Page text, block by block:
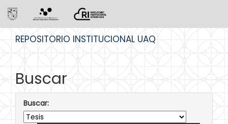
REPOSITORIO INSTITUCIONAL UAQ
Buscar
Buscar: